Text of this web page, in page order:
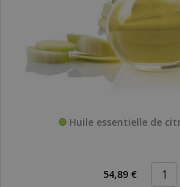
Huile essentielle de
54,89 €